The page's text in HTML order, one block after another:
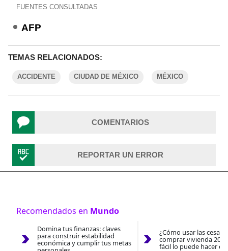
FUENTES CONSULTADAS
AFP
TEMAS RELACIONADOS:
ACCIDENTE CIUDAD DE MÉXICO MÉXICO
COMENTARIOS
REPORTAR UN ERROR
Recomendados en Mundo
Domina tus finanzas: claves
para construir estabilidad
económica y cumplir tus metas
¿Cómo usar las
comprar vivienda
fácil lo puede hacer